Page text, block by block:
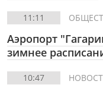
11:11
Аэропорт
зимнее
10:47